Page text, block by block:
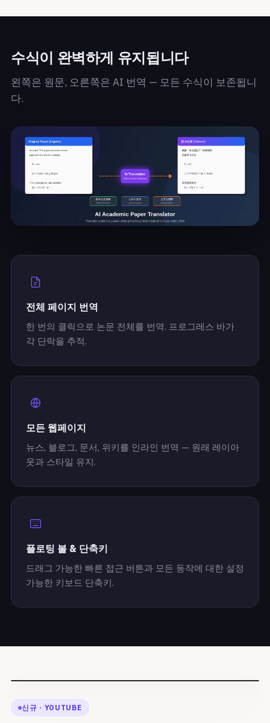
수식이 완벽하게 유지됩니다
왼쪽은 원문, 오른쪽은 AI 번역 — 모든 수식이 보존됩니
다.
전체 페이지 번역
한 번의 클릭으로 논문 전체를 번역. 프로그레스 바가
각 단락을 추적.
모든 웹페이지
뉴스, 블로그, 문서, 위키를 인라인 번역 — 원래 레이아
웃과 스타일 유지.
플로팅 볼 & 단축키
드래그 가능한 빠른 접근 버튼과 모든 동작에 대한 설정
가능한 키보드 단축키.
신규 · YOUTUBE